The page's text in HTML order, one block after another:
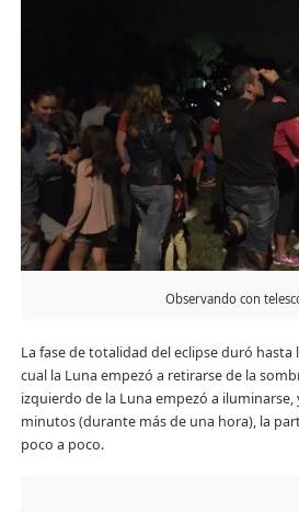
Observando con
La fase de totalidad del eclipse duró hasta
cual la Luna empezó a retirarse de la
izquierdo de la Luna empezó a iluminarse,
minutos (durante más de una hora), la
poco a poco.